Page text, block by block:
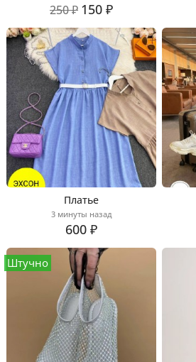
250 ₽ 150 ₽
Платье
3 минуты назад
600 ₽
Штучно